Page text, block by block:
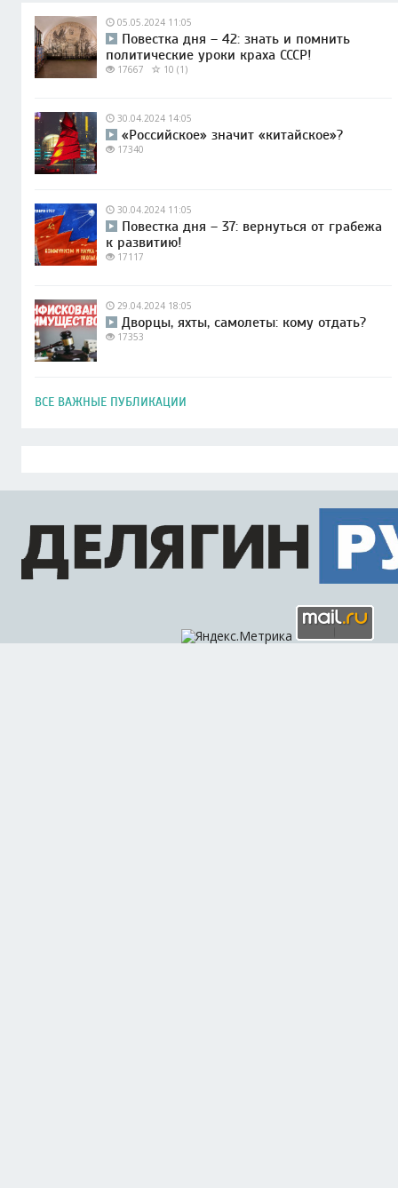
05.05.2024 11:05
Повестка дня – 42: знать и помнить
политические уроки краха СССР!
17667 10 (1)
30.04.2024 14:05
«Российское» значит «китайское»?
17340
30.04.2024 11:05
Повестка дня – 37: вернуться от грабежа
к развитию!
17117
29.04.2024 18:05
Дворцы, яхты, самолеты: кому отдать?
17353
ВСЕ ВАЖНЫЕ ПУБЛИКАЦИИ